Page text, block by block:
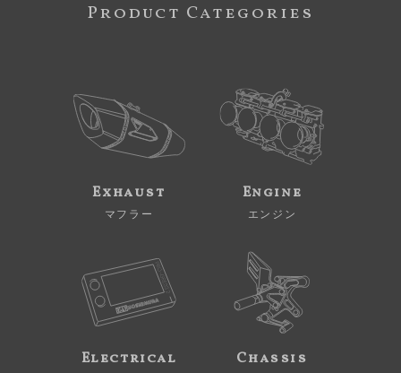
Product Categories
Exhaust
マフラー
Engine
エンジン
Electrical Chassis